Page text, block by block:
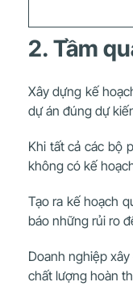
2. Tầm
Xây dựng kế
dự án đúng dự
Khi tất cả các bộ
không có kế
Tạo ra kế hoạch
báo những rủi ro
Doanh nghiệp
chất lượng hoàn